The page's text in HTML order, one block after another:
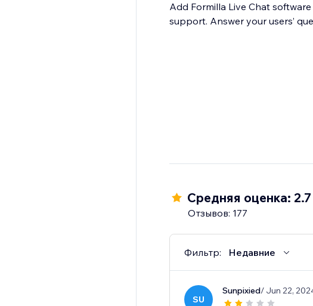
Add Formilla Live Chat
support. Answer your
Средняя оценка: 2.7
Отзывов: 177
Фильтр: Недавние
SU
Sunpixied/ Jun 22,